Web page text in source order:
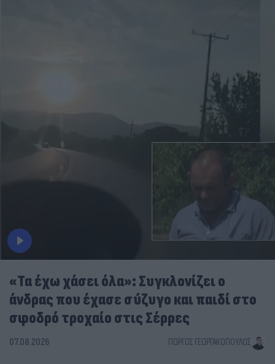
«Τα έχω χάσει όλα»: Συγκλονίζει ο
άνδρας που έχασε σύζυγο και παιδί στο
σφοδρό τροχαίο στις Σέρρες
07.08.2026 ΓΙΏΡΓΟΣ ΓΕΩΡΓΑΚΌΠΟΥΛΟΣ